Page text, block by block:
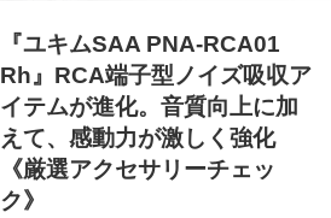
『ユキムSAA PNA-RCA01
Rh』RCA端子型ノイズ吸収ア
イテムが進化。音質向上に加
えて、感動力が激しく強化
《厳選アクセサリーチェッ
ク》